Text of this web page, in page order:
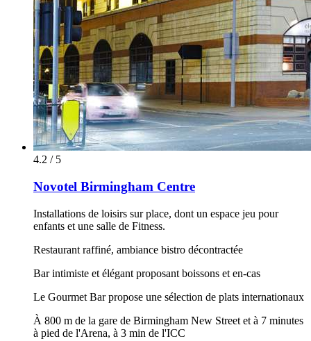
4.2 / 5
Novotel Birmingham Centre
Installations de loisirs sur place, dont un espace jeu pour
enfants et une salle de Fitness.
Restaurant raffiné, ambiance bistro décontractée
Bar intimiste et élégant proposant boissons et en-cas
Le Gourmet Bar propose une sélection de plats internationaux
À 800 m de la gare de Birmingham New Street et à 7 minutes
à pied de l'Arena, à 3 min de l'ICC